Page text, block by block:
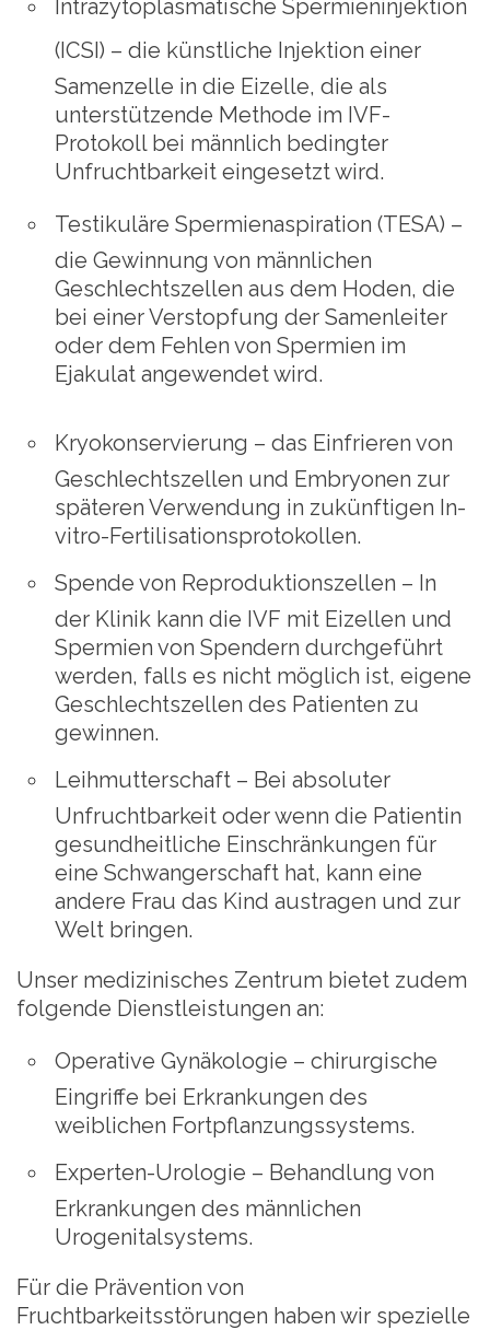
Intrazytoplasmatische Spermieninjektion
(ICSI) – die künstliche Injektion einer
Samenzelle in die Eizelle, die als
unterstützende Methode im IVF-
Protokoll bei männlich bedingter
Unfruchtbarkeit eingesetzt wird.
Testikuläre Spermienaspiration (TESA) –
die Gewinnung von männlichen
Geschlechtszellen aus dem Hoden, die
bei einer Verstopfung der Samenleiter
oder dem Fehlen von Spermien im
Ejakulat angewendet wird.
Kryokonservierung – das Einfrieren von
Geschlechtszellen und Embryonen zur
späteren Verwendung in zukünftigen In-
vitro-Fertilisationsprotokollen.
Spende von Reproduktionszellen – In
der Klinik kann die IVF mit Eizellen und
Spermien von Spendern durchgeführt
werden, falls es nicht möglich ist, eigene
Geschlechtszellen des Patienten zu
gewinnen.
Leihmutterschaft – Bei absoluter
Unfruchtbarkeit oder wenn die Patientin
gesundheitliche Einschränkungen für
eine Schwangerschaft hat, kann eine
andere Frau das Kind austragen und zur
Welt bringen.
Unser medizinisches Zentrum bietet zudem
folgende Dienstleistungen an:
Operative Gynäkologie – chirurgische
Eingriffe bei Erkrankungen des
weiblichen Fortpflanzungssystems.
Experten-Urologie – Behandlung von
Erkrankungen des männlichen
Urogenitalsystems.
Für die Prävention von
Fruchtbarkeitsstörungen haben wir spezielle